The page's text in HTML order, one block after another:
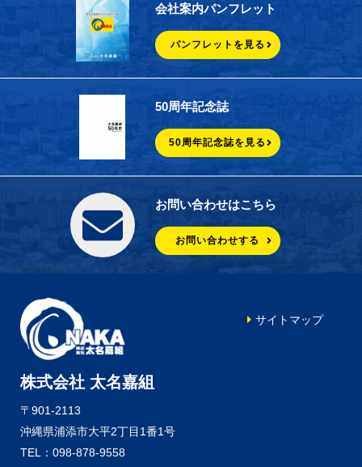
会社案内パンフレット
パンフレットを見る
50周年記念誌
50周年記念誌を見る
お問い合わせはこちら
お問い合わせする
株式会社 太名嘉組
〒901-2113
沖縄県浦添市大平2丁目1番1号
TEL：098-878-9558
サイトマップ